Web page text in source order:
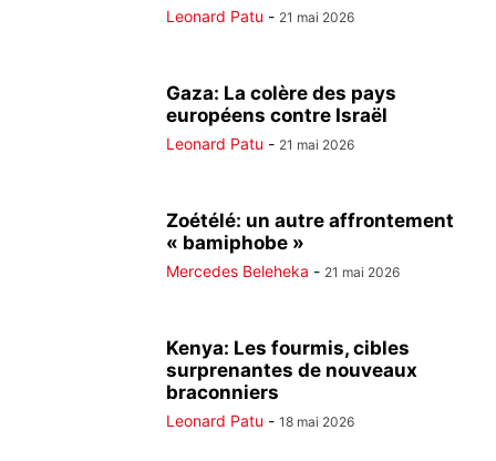
Leonard Patu - 21 mai 2026
Gaza: La colère des pays
européens contre Israël
Leonard Patu - 21 mai 2026
Zoétélé: un autre affrontement
« bamiphobe »
Mercedes Beleheka - 21 mai 2026
Kenya: Les fourmis, cibles
surprenantes de nouveaux
braconniers
Leonard Patu - 18 mai 2026